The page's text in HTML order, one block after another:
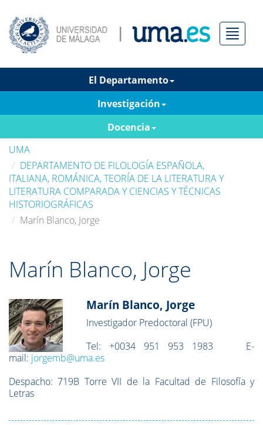
Menú
El Departamento
Investigación
Docencia
UMA
DEPARTAMENTO DE FILOLOGÍA ESPAÑOLA,
ITALIANA, ROMÁNICA, TEORÍA DE LA LITERATURA Y
LITERATURA COMPARADA Y CIENCIAS Y TÉCNICAS
HISTORIOGRÁFICAS
Marín Blanco, Jorge
Marín Blanco, Jorge
Marín Blanco, Jorge
Investigador Predoctoral (FPU)
Tel: +0034 951 953 1983 E-
mail: jorgemb@uma.es
Despacho: 719B Torre VII de la Facultad de Filosofía y
Letras